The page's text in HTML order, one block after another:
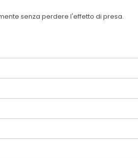
senza perdere l'effetto di presa.